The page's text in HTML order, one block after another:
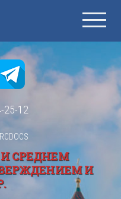
25-12
СРЕДНЕМ
И